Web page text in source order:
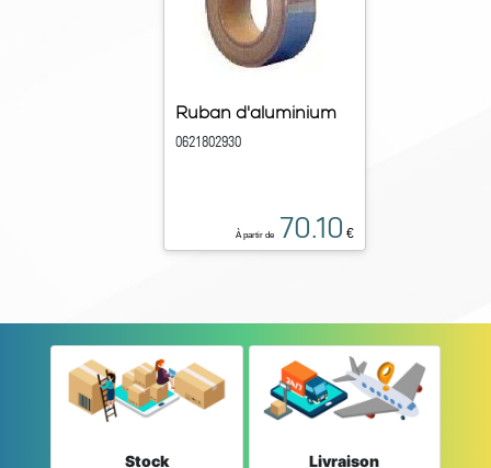
Ruban d'aluminium
0621802930
À partir de 70.10 €
Stock
Livraison